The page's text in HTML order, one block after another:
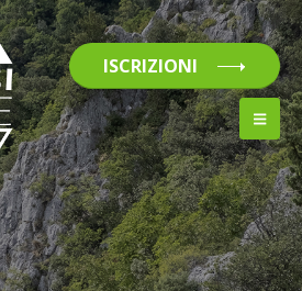
ISCRIZIONI